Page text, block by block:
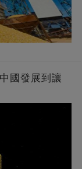
國發展到讓